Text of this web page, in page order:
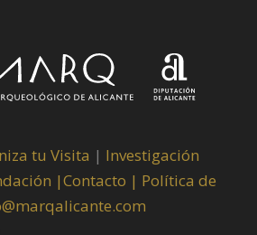
tu Visita | Investigación
|Contacto | Política de